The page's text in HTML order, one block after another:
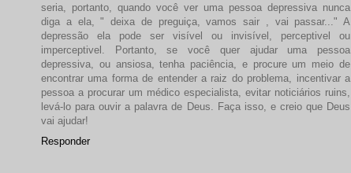
seria, portanto, quando você ver uma pessoa depressiva nunca
diga a ela, " deixa de preguiça, vamos sair , vai passar..." A
depressão ela pode ser visível ou invisível, perceptivel ou
imperceptivel. Portanto, se você quer ajudar uma pessoa
depressiva, ou ansiosa, tenha paciência, e procure um meio de
encontrar uma forma de entender a raiz do problema, incentivar a
pessoa a procurar um médico especialista, evitar noticiários ruins,
levá-lo para ouvir a palavra de Deus. Faça isso, e creio que Deus
vai ajudar!
Responder